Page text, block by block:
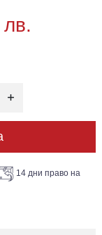
14 дни право на